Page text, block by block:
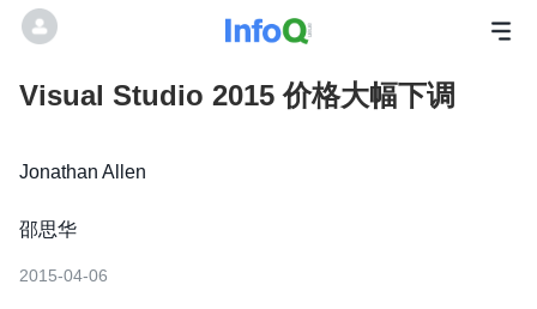
Visual Studio 2015 价格大幅下调
Jonathan Allen
邵思华
2015-04-06